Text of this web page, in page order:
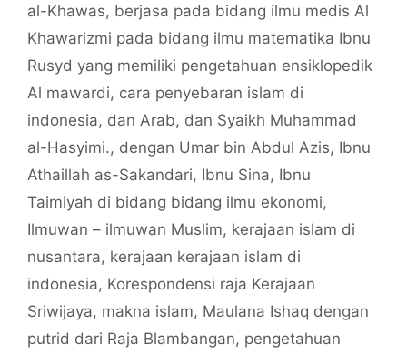
al-Khawas, berjasa pada bidang ilmu medis Al
Khawarizmi pada bidang ilmu matematika Ibnu
Rusyd yang memiliki pengetahuan ensiklopedik
Al mawardi, cara penyebaran islam di
indonesia, dan Arab, dan Syaikh Muhammad
al-Hasyimi., dengan Umar bin Abdul Azis, Ibnu
Athaillah as-Sakandari, Ibnu Sina, Ibnu
Taimiyah di bidang bidang ilmu ekonomi,
Ilmuwan – ilmuwan Muslim, kerajaan islam di
nusantara, kerajaan kerajaan islam di
indonesia, Korespondensi raja Kerajaan
Sriwijaya, makna islam, Maulana Ishaq dengan
putrid dari Raja Blambangan, pengetahuan